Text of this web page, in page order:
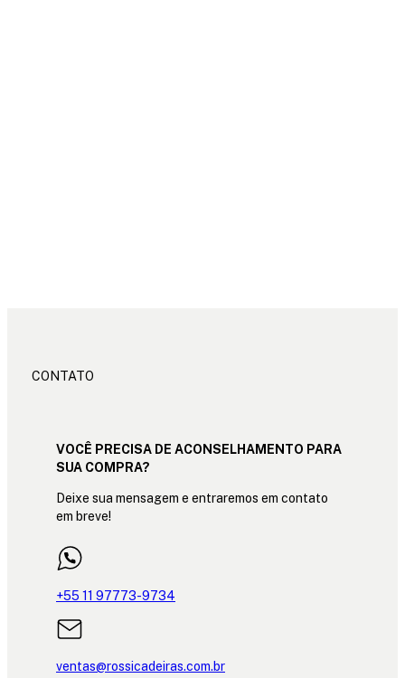
CONTATO
VOCÊ PRECISA DE ACONSELHAMENTO PARA
SUA COMPRA?
Deixe sua mensagem e entraremos em contato
em breve!
+55 11 97773-9734
ventas@rossicadeiras.com.br